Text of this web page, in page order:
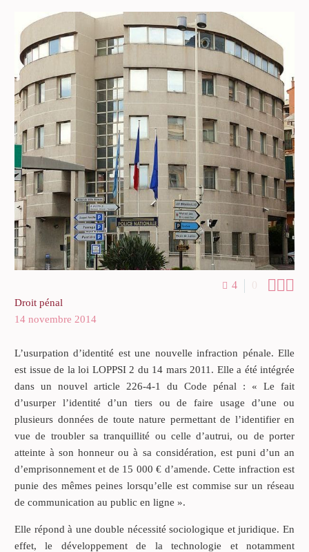
4 0 
Droit pénal
14 novembre 2014
L’usurpation d’identité est une nouvelle infraction pénale. Elle
est issue de la loi LOPPSI 2 du 14 mars 2011. Elle a été intégrée
dans un nouvel article 226-4-1 du Code pénal : « Le fait
d’usurper l’identité d’un tiers ou de faire usage d’une ou
plusieurs données de toute nature permettant de l’identifier en
vue de troubler sa tranquillité ou celle d’autrui, ou de porter
atteinte à son honneur ou à sa considération, est puni d’un an
d’emprisonnement et de 15 000 € d’amende. Cette infraction est
punie des mêmes peines lorsqu’elle est commise sur un réseau
de communication au public en ligne ».
Elle répond à une double nécessité sociologique et juridique. En
effet, le développement de la technologie et notamment